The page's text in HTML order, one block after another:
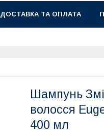
ДОСТАВКА ТА ОПЛАТА
Шампунь
волосся
400 мл